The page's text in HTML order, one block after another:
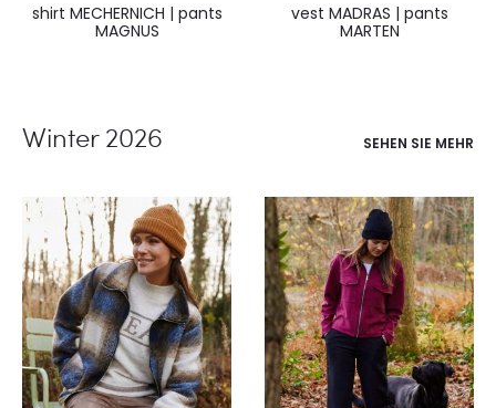
shirt MECHERNICH | pants
MAGNUS
vest MADRAS | pants
MARTEN
Winter 2026 SEHEN SIE MEHR